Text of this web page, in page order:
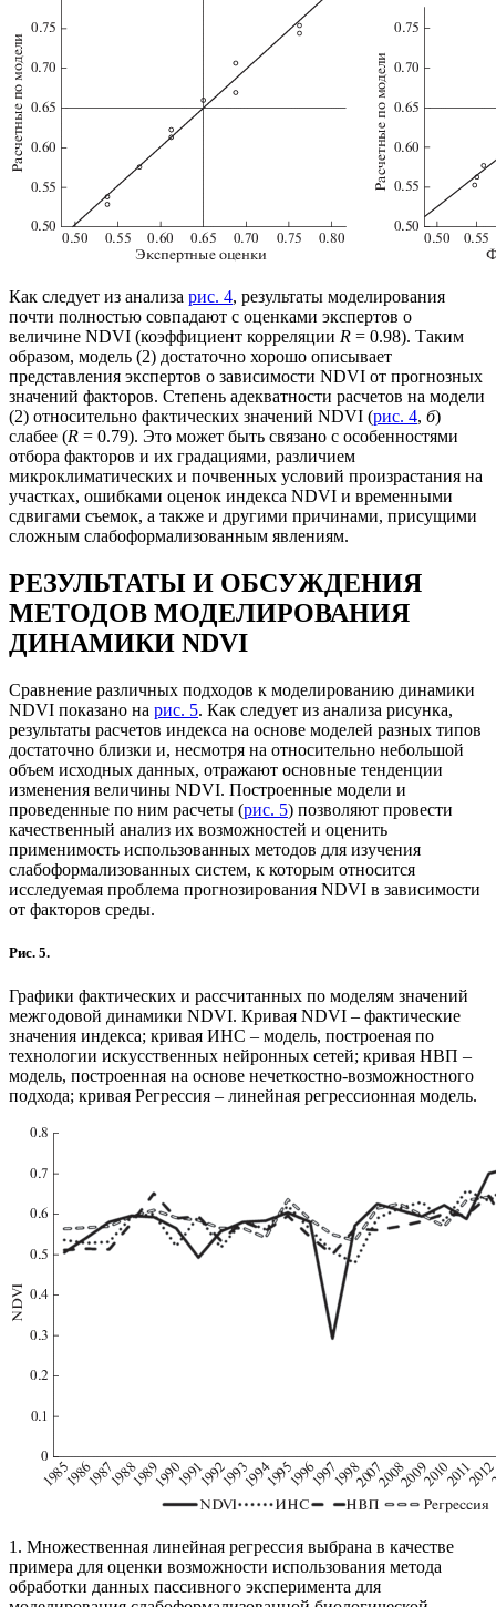
Как следует из анализа рис. 4, результаты моделирования
почти полностью совпадают с оценками экспертов о
величине NDVI (коэффициент корреляции R = 0.98). Таким
образом, модель (2) достаточно хорошо описывает
представления экспертов о зависимости NDVI от прогнозных
значений факторов. Степень адекватности расчетов на модели
(2) относительно фактических значений NDVI (рис. 4, б)
слабее (R = 0.79). Это может быть связано с особенностями
отбора факторов и их градациями, различием
микроклиматических и почвенных условий произрастания на
участках, ошибками оценок индекса NDVI и временными
сдвигами съемок, а также и другими причинами, присущими
сложным слабоформализованным явлениям.
РЕЗУЛЬТАТЫ И ОБСУЖДЕНИЯ
МЕТОДОВ МОДЕЛИРОВАНИЯ
ДИНАМИКИ NDVI
Сравнение различных подходов к моделированию динамики
NDVI показано на рис. 5. Как следует из анализа рисунка,
результаты расчетов индекса на основе моделей разных типов
достаточно близки и, несмотря на относительно небольшой
объем исходных данных, отражают основные тенденции
изменения величины NDVI. Построенные модели и
проведенные по ним расчеты (рис. 5) позволяют провести
качественный анализ их возможностей и оценить
применимость использованных методов для изучения
слабоформализованных систем, к которым относится
исследуемая проблема прогнозирования NDVI в зависимости
от факторов среды.
Рис. 5.
Графики фактических и рассчитанных по моделям значений
межгодовой динамики NDVI. Кривая NDVI – фактические
значения индекса; кривая ИНС – модель, построеная по
технологии искусственных нейронных сетей; кривая НВП –
модель, построенная на основе нечеткостно-возможностного
подхода; кривая Регрессия – линейная регрессионная модель.
1. Множественная линейная регрессия выбрана в качестве
примера для оценки возможности использования метода
обработки данных пассивного эксперимента для